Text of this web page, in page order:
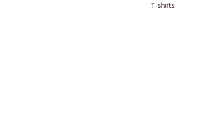
T-shirts